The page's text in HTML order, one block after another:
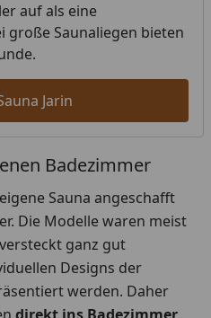
auf als eine
große Saunaliegen bieten
Jarin
Badezimmer
Sauna angeschafft
Die Modelle waren meist
ganz gut
Designs der
werden. Daher